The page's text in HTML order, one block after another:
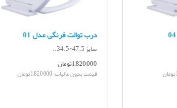
درب توالت فرنگی مدل 01
سایز 47.5*34.5..
1,820,000تومان
قیمت بدون مالیات: 1,820,000تومان